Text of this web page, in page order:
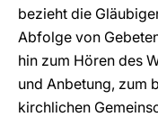
bezieht die
Abfolge von
hin zum Hören des
und Anbetung, zum
kirchlichen